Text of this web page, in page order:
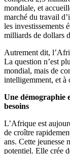
mondiale, et
marché du travail
les investissements
milliards de dollars
Autrement dit,
La question n’est
mondial, mais de
intelligemment, et à
Une démographie
besoins
L’Afrique est
de croître
ans. Cette jeunesse
potentiel. Elle crée